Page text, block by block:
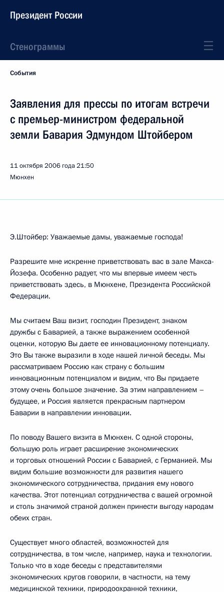
Президент России
Стенограммы
События
Заявления для прессы по итогам встречи
с премьер-министром федеральной
земли Бавария Эдмундом Штойбером
11 октября 2006 года21:50
Мюнхен
Э.Штойбер: Уважаемые дамы, уважаемые господа!
Разрешите мне искренне приветствовать вас в зале Макса-
Йозефа. Особенно радует, что мы впервые имеем честь
приветствовать здесь, в Мюнхене, Президента Российской
Федерации.
Мы считаем Ваш визит, господин Президент, знаком
дружбы с Баварией, а также выражением особенной
оценки, которую Вы даете ее инновационному потенциалу.
Это Вы также выразили в ходе нашей личной беседы. Мы
рассматриваем Россию как страну с большим
инновационным потенциалом и видим, что Вы придаете
этому очень большое значение. За этим направлением –
будущее, и Россия является прекрасным партнером
Баварии в направлении инновации.
По поводу Вашего визита в Мюнхен. С одной стороны,
большую роль играет расширение экономических
и торговых отношений России с Баварией, с Германией. Мы
видим большие возможности для развития нашего
экономического сотрудничества, придания ему нового
качества. Этот потенциал сотрудничества с вашей огромной
и столь значимой страной должен принести выгоду народам
обеих стран.
Существует много областей, возможностей для
сотрудничества, в том числе, например, наука и технологии.
Только что в ходе беседы с представителями
экономических кругов говорили, в частности, на тему
медицинской техники, природоохранной техники,